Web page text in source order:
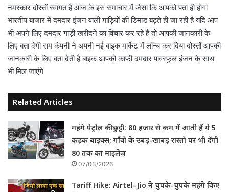
नमस्कार दोस्तों स्वागत है आज के इस समाचार में जैसा कि आपको पता ही होगा
भारतीय बाजार में दमदार इंजन वाली गाड़ियों की डिमांड बढ़ते ही जा रही है यदि आप
भी अपने लिए दमदार गाड़ी खरीदने का विचार कर रहे हैं तो आपकी जानकारी के
लिए बता देगी राम कंपनी ने अपनी नई बाइक मार्केट में लॉन्च कर दिया दोस्तों आपकी
जानकारी के लिए बता देती है बाइक आपको काफी दमदार पावरफुल इंजन के साथ
भी मिल जाएंगे
Related Articles
महंगे पेट्रोल की छुट्टी: 80 हजार से कम में आती हैं ये 5
कड़क बाइक्स; गाँवों के उबड़-खाबड़ रास्तों पर भी देंगी
80 तक का माइलेज
07/03/2026
Tariff Hike: Airtel–Jio ने चुपके-चुपके महंगे किए